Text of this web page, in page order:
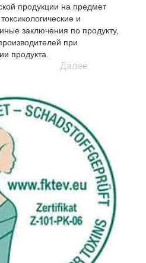
продукции на предмет
и
заключения по продукту,
при
продукта.
85% натурального
чистым продуктом, не
химический или иной
запах натурального
согласно ISO 16000-28 и
формальдегида
3.
Далее